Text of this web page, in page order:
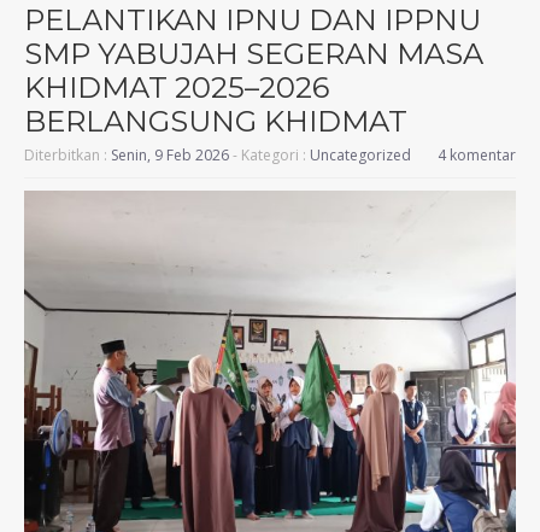
PELANTIKAN IPNU DAN IPPNU
SMP YABUJAH SEGERAN MASA
KHIDMAT 2025–2026
BERLANGSUNG KHIDMAT
Diterbitkan : Senin, 9 Feb 2026- Kategori : Uncategorized 4 komentar